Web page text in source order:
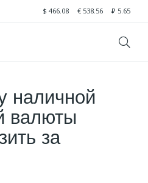
$ 466.08 € 538.56 ₽ 5.65
наличной
валюты
за